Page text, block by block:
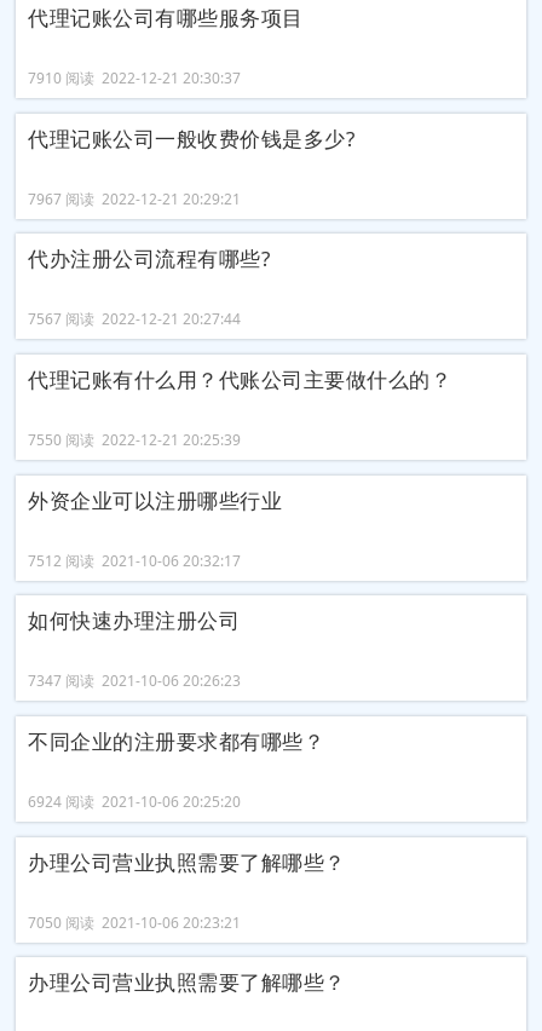
代理记账公司有哪些服务项目
7910 阅读 2022-12-21 20:30:37
代理记账公司一般收费价钱是多少?
7967 阅读 2022-12-21 20:29:21
代办注册公司流程有哪些?
7567 阅读 2022-12-21 20:27:44
代理记账有什么用？代账公司主要做什么的？
7550 阅读 2022-12-21 20:25:39
外资企业可以注册哪些行业
7512 阅读 2021-10-06 20:32:17
如何快速办理注册公司
7347 阅读 2021-10-06 20:26:23
不同企业的注册要求都有哪些？
6924 阅读 2021-10-06 20:25:20
办理公司营业执照需要了解哪些？
7050 阅读 2021-10-06 20:23:21
办理公司营业执照需要了解哪些？